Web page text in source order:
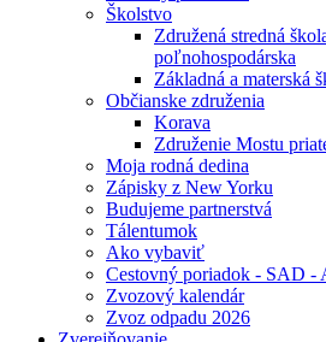
Školstvo
Združená stredná
poľnohospodárska
Základná a materská
Občianske združenia
Korava
Združenie Mostu
Moja rodná dedina
Zápisky z New Yorku
Budujeme partnerstvá
Tálentumok
Ako vybaviť
Cestovný poriadok - SAD -
Zvozový kalendár
Zvoz odpadu 2026